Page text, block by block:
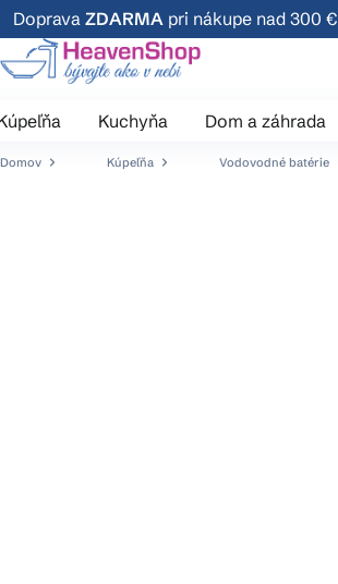
Prejsť
na
obsah
Doprava ZDARMA pri nákupe nad 300 €
Kuchyňa Dom a záhrada
Domov Kúpeľňa Vodovodné batérie